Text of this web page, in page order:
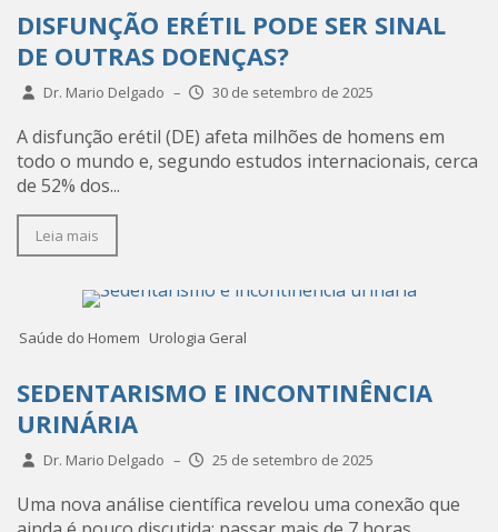
DISFUNÇÃO ERÉTIL PODE SER SINAL
DE OUTRAS DOENÇAS?
Dr. Mario Delgado – 30 de setembro de 2025
A disfunção erétil (DE) afeta milhões de homens em
todo o mundo e, segundo estudos internacionais, cerca
de 52% dos...
Leia mais
Saúde do Homem Urologia Geral
SEDENTARISMO E INCONTINÊNCIA
URINÁRIA
Dr. Mario Delgado – 25 de setembro de 2025
Uma nova análise científica revelou uma conexão que